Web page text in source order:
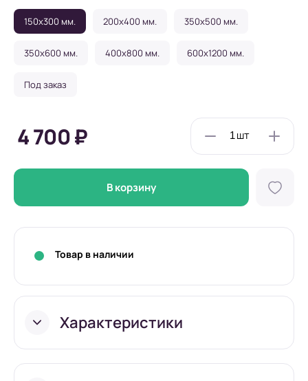
150x300 мм. 200x400 мм. 350x500 мм.
350x600 мм. 400x800 мм. 600x1200 мм.
Под заказ
4 700 ₽
В корзину
Товар в наличии
Характеристики